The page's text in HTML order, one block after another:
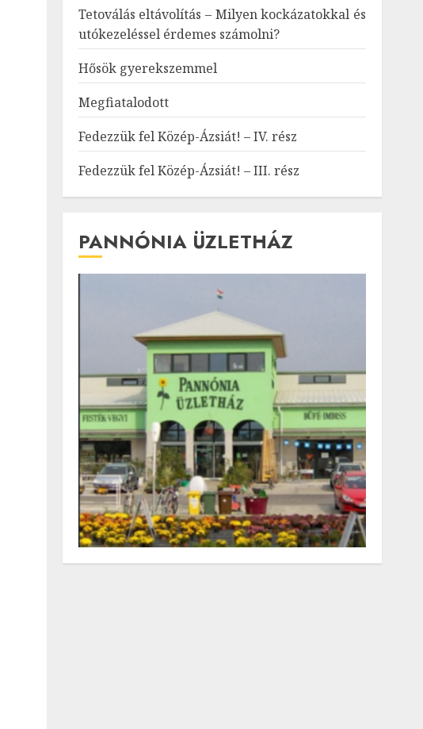
Tetoválás eltávolítás – Milyen kockázatokkal és
utókezeléssel érdemes számolni?
Hősök gyerekszemmel
Megfiatalodott
Fedezzük fel Közép-Ázsiát! – IV. rész
Fedezzük fel Közép-Ázsiát! – III. rész
PANNÓNIA ÜZLETHÁZ